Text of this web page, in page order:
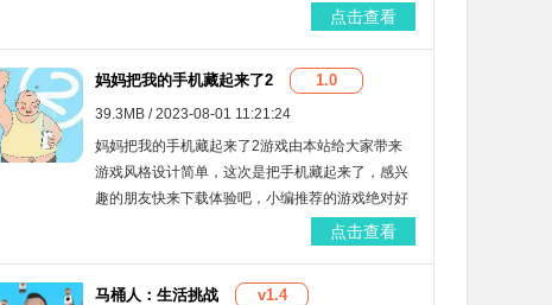
元素，给玩家们提供更新奇的游戏体验感，感兴趣
点击查看
妈妈把我的手机藏起来了2 1.0
39.3MB / 2023-08-01 11:21:24
妈妈把我的手机藏起来了2游戏由本站给大家带来
游戏风格设计简单，这次是把手机藏起来了，感兴
趣的朋友快来下载体验吧，小编推荐的游戏绝对好
点击查看
马桶人：生活挑战 v1.4